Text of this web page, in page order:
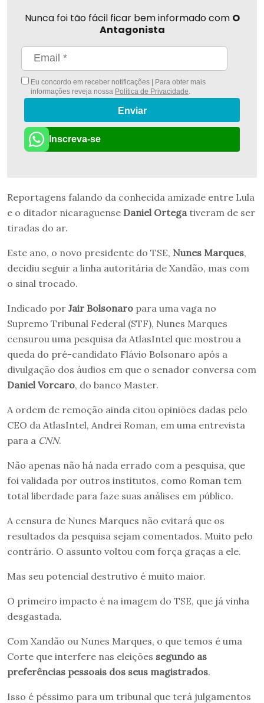
Nunca foi tão fácil ficar bem informado com O
Antagonista
Eu concordo em receber notificações | Para obter mais
informações reveja nossa Política de Privacidade.
Enviar
Inscreva-se
Reportagens falando da conhecida amizade entre Lula
e o ditador nicaraguense Daniel Ortegativeram de ser
tiradas do ar.
Este ano, o novo presidente do TSE, Nunes Marques,
decidiu seguir a linha autoritária de Xandão, mas com
o sinal trocado.
Indicado por Jair Bolsonaro para uma vaga no
Supremo Tribunal Federal (STF), Nunes Marques
censurou uma pesquisa da AtlasIntel que mostrou a
queda do pré-candidato Flávio Bolsonaro após a
divulgação dos áudios em que o senador conversa com
Daniel Vorcaro, do banco Master.
A ordem de remoção ainda citou opiniões dadas pelo
CEO da AtlasIntel, Andrei Roman, em uma entrevista
para a CNN.
Não apenas não há nada errado com a pesquisa, que
foi validada por outros institutos, como Roman tem
total liberdade para faze suas análises em público.
A censura de Nunes Marques não evitará que os
resultados da pesquisa sejam comentados. Muito pelo
contrário. O assunto voltou com força graças a ele.
Mas seu potencial destrutivo é muito maior.
O primeiro impacto é na imagem do TSE, que já vinha
desgastada.
Com Xandão ou Nunes Marques, o que temos é uma
Corte que interfere nas eleições segundo as
preferências pessoais dos seus magistrados.
Isso é péssimo para um tribunal que terá julgamentos